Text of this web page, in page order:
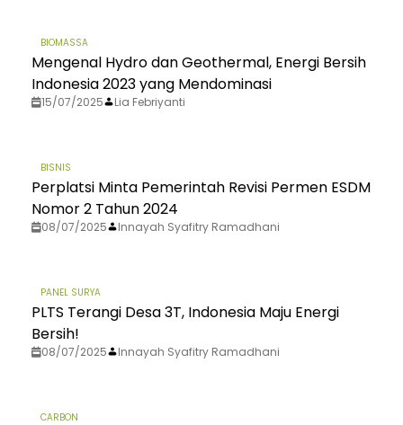
BIOMASSA
Mengenal Hydro dan Geothermal, Energi Bersih
Indonesia 2023 yang Mendominasi
15/07/2025 Lia Febriyanti
BISNIS
Perplatsi Minta Pemerintah Revisi Permen ESDM
Nomor 2 Tahun 2024
08/07/2025 Innayah Syafitry Ramadhani
PANEL SURYA
PLTS Terangi Desa 3T, Indonesia Maju Energi
Bersih!
08/07/2025 Innayah Syafitry Ramadhani
CARBON